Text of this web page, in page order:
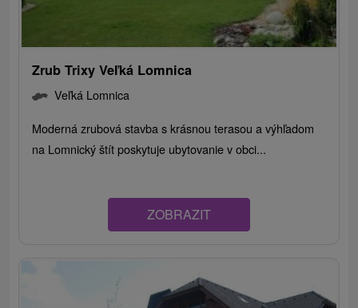
Zrub Trixy Veľká Lomnica
Veľká Lomnica
Moderná zrubová stavba s krásnou terasou a výhľadom
na Lomnický štít poskytuje ubytovanie v obci...
ZOBRAZIT